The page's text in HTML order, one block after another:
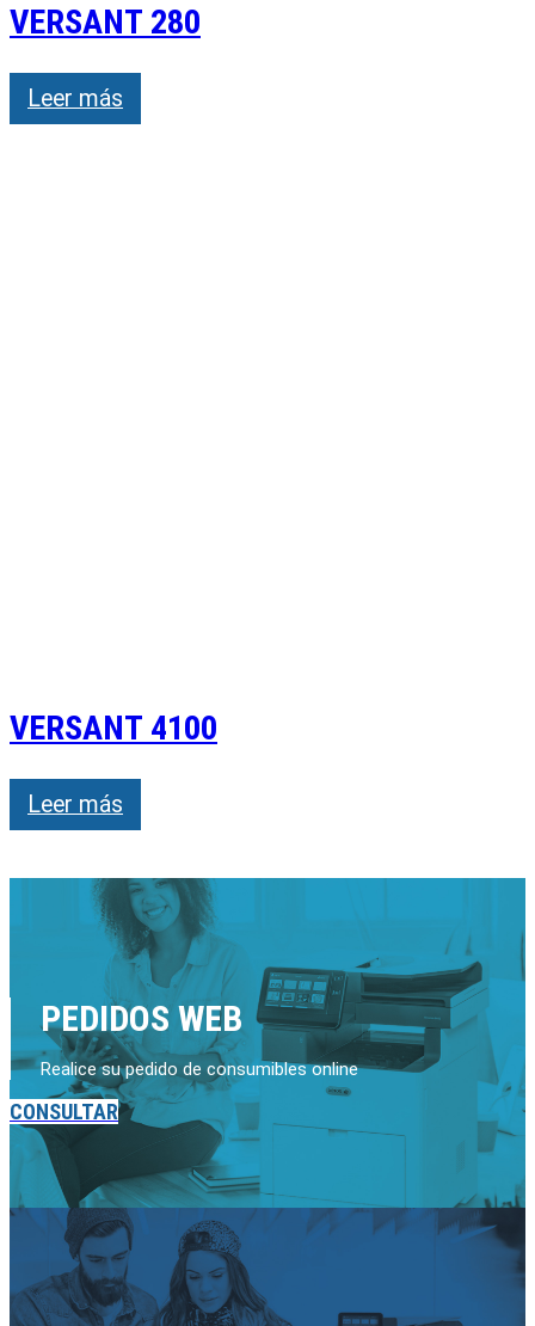
VERSANT 280
Leer más
VERSANT 4100
Leer más
PEDIDOS WEB
Realice su pedido de consumibles online
CONSULTAR